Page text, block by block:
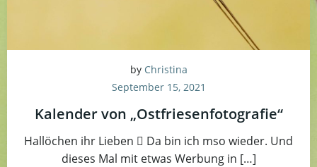
by Christina
September 15, 2021
Kalender von „Ostfriesenfotografie“
Hallöchen ihr Lieben  Da bin ich mso wieder. Und
dieses Mal mit etwas Werbung in […]